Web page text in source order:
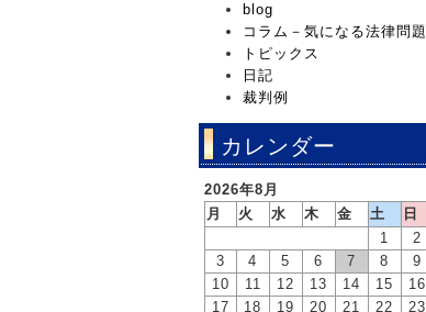
blog
コラム－気になる法律問題
トピックス
日記
裁判例
カレンダー
2026年8月
月
火 水 木 金 土
日
1
2
3
4 5 6 7 8
9
10
11 12 13 14 15
16
17
18 19 20 21 22 23